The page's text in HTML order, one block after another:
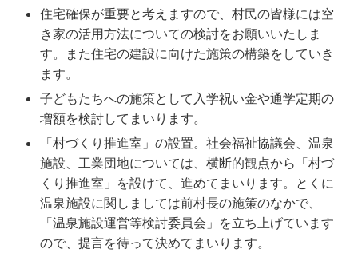
住宅確保が重要と考えますので、村民の皆様には空
き家の活用方法についての検討をお願いいたしま
す。また住宅の建設に向けた施策の構築をしていき
ます。
子どもたちへの施策として入学祝い金や通学定期の
増額を検討してまいります。
「村づくり推進室」の設置。社会福祉協議会、温泉
施設、工業団地については、横断的観点から「村づ
くり推進室」を設けて、進めてまいります。とくに
温泉施設に関しましては前村長の施策のなかで、
「温泉施設運営等検討委員会」を立ち上げています
ので、提言を待って決めてまいります。